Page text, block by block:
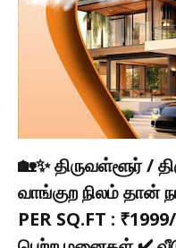
🏡✨ திருவள்ளூர் /
வாங்குற நிலம்
PER SQ.FT :